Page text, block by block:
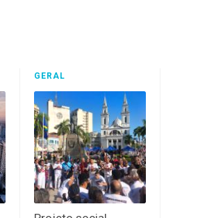
GERAL